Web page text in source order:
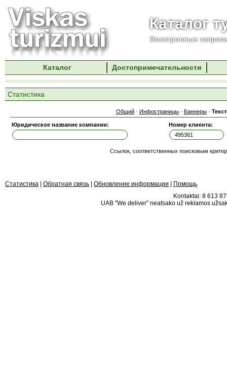
Каталог
Электронные
Каталог Достопримечательности
Статистика
Общий · Инфостраницы · Баннеры ·
Юридическое название компании: Номер клиента:
Ссылок, соответственных поисковым
Статистика Обратная связь Обновление информации
Помощь
Kontaktai: 8 613
UAB "We deliver" neatsako už reklamos